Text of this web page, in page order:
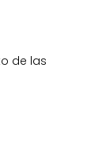
de las